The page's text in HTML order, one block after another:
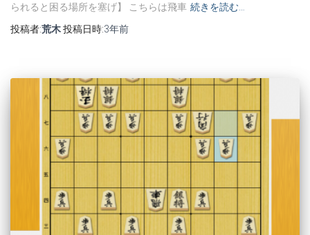
られると困る場所を塞げ】 こちらは飛車 続きを読む…
投稿者:荒木投稿日時:3年前